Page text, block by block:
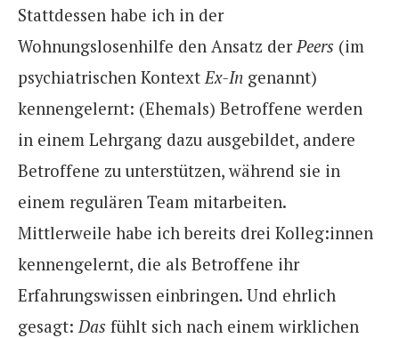
Stattdessen habe ich in der
Wohnungslosenhilfe den Ansatz derPeers (im
psychiatrischen KontextEx-In genannt)
kennengelernt: (Ehemals) Betroffene werden
in einem Lehrgang dazu ausgebildet, andere
Betroffene zu unterstützen, während sie in
einem regulären Team mitarbeiten.
Mittlerweile habe ich bereits drei Kolleg:innen
kennengelernt, die als Betroffene ihr
Erfahrungswissen einbringen. Und ehrlich
gesagt:Das fühlt sich nach einem wirklichen